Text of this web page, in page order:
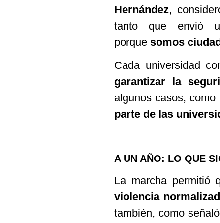
Hernández,
tanto que envió
porque somos
Cada universidad
garantizar la
algunos casos,
parte de las
A UN AÑO: LO QUE
La marcha permitió
violencia
también, como